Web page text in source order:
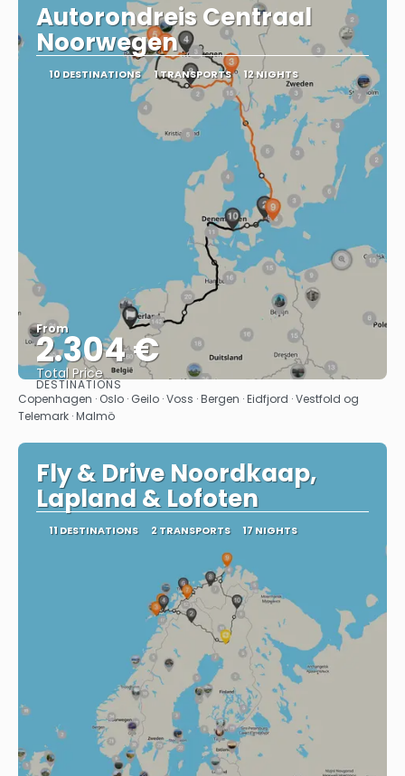
Autorondreis Centraal
Noorwegen
10 DESTINATIONS 1 TRANSPORTS 12 NIGHTS
From
2.304 €
Total Price
See
DESTINATIONS
Copenhagen · Oslo · Geilo · Voss · Bergen · Eidfjord · Vestfold og
Telemark · Malmö
Fly & Drive Noordkaap,
Lapland & Lofoten
11 DESTINATIONS 2 TRANSPORTS 17 NIGHTS